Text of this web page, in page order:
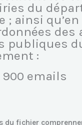
du
; ainsi
des
publiques
:
900 emails
du fichier